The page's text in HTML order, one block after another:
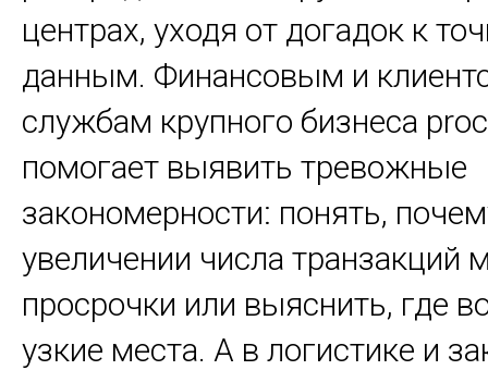
центрах, уходя от догадок к
данным. Финансовым и
службам крупного бизнеса
помогает выявить тревожные
закономерности: понять,
увеличении числа транзакций
просрочки или выяснить, где
узкие места. А в логистике и